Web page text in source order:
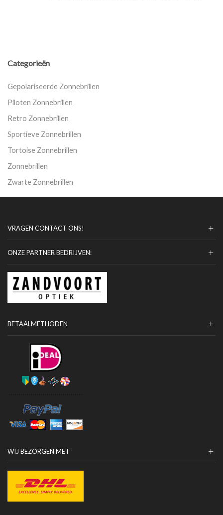
Categorieën
Gepolariseerde Zonnebrillen
Piloten Zonnebrillen
Retro Zonnebrillen
Sportieve Zonnebrillen
Tortoise Zonnebrillen
Zonnebrillen
Zwarte Zonnebrillen
VRAGEN CONTACT ONS!
ONZE PARTNER BEDRIJVEN:
BETAALMETHODEN
WIJ BEZORGEN MET